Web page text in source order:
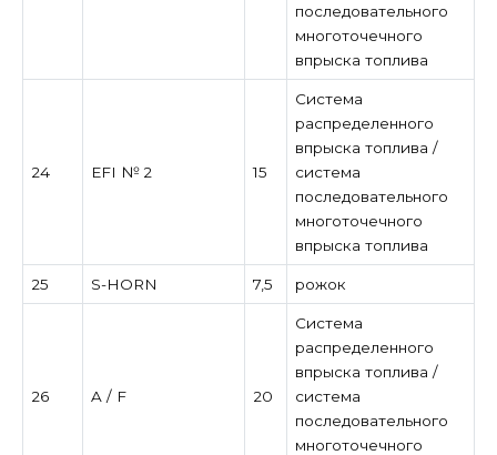
последовательного
многоточечного
впрыска топлива
24 EFI № 2 15
Система
распределенного
впрыска топлива /
система
последовательного
многоточечного
впрыска топлива
25 S-HORN 7,5 рожок
26 A / F 20
Система
распределенного
впрыска топлива /
система
последовательного
многоточечного